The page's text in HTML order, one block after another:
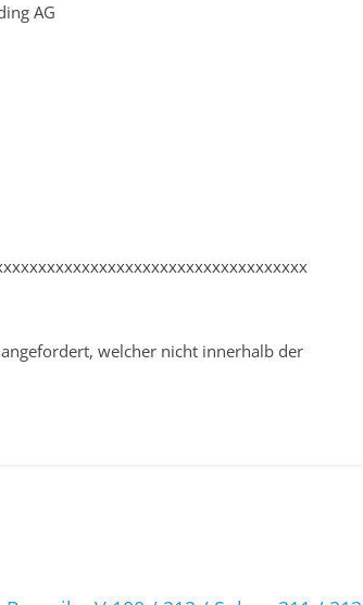
AG
welcher nicht innerhalb der